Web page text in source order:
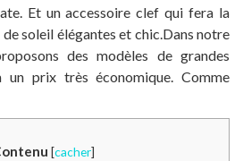
Et un accessoire clef qui fera la
soleil élégantes et chic.Dans notre
des modèles de grandes
un prix très économique. Comme
[cacher]